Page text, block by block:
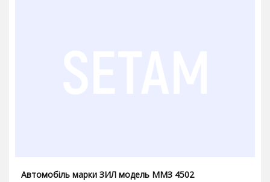
Автомобіль марки ЗИЛ модель ММЗ 4502